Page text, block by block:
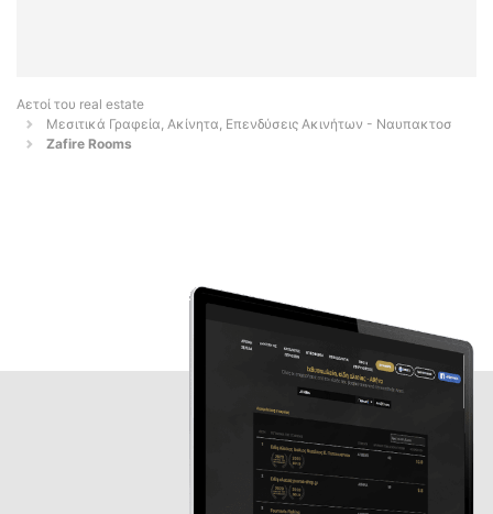
Αετοί του real estate
Μεσιτικά Γραφεία, Ακίνητα, Επενδύσεις Ακινήτων - Ναυπακτοσ
Zafire Rooms